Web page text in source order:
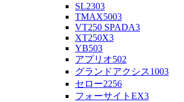
SL2303
TMAX5003
VT250 SPADA3
XT250X3
YB503
アプリオ502
グランドアクシス1003
セロー2256
フォーサイトEX3